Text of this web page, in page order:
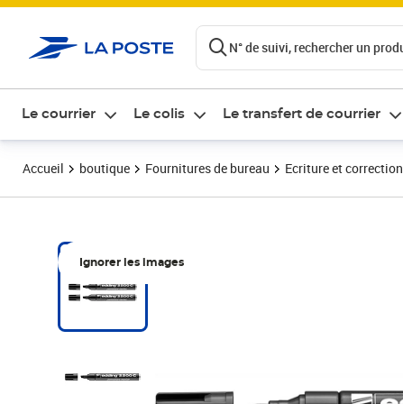
N° de suivi, rechercher un
Le courrier Le colis Le transfert de courrier
Accueil boutique Fournitures de bureau Ecriture et correction
Ignorer les images